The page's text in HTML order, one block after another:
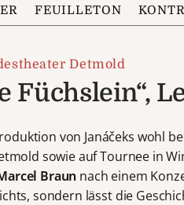
FEUILLETON
Detmold
Füchslein“,
von Janáčeks wohl
sowie auf Tournee in
Braun nach einem
sondern lässt die